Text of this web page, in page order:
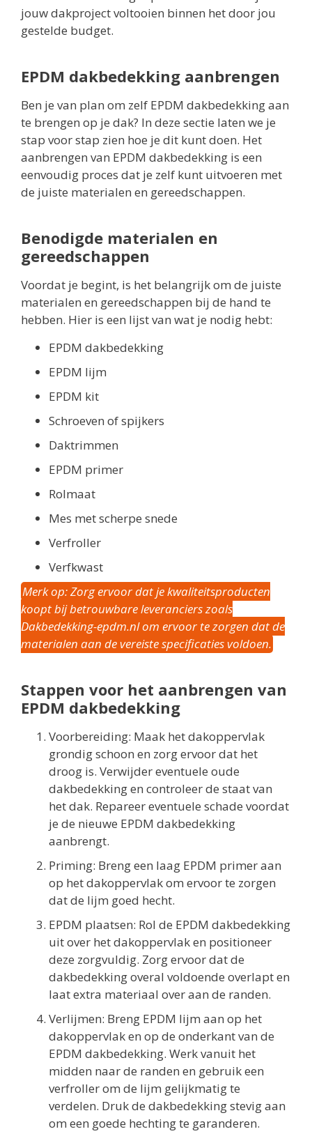
jouw dakproject voltooien binnen het door jou
gestelde budget.
EPDM dakbedekking aanbrengen
Ben je van plan om zelf EPDM dakbedekking aan
te brengen op je dak? In deze sectie laten we je
stap voor stap zien hoe je dit kunt doen. Het
aanbrengen van EPDM dakbedekking is een
eenvoudig proces dat je zelf kunt uitvoeren met
de juiste materialen en gereedschappen.
Benodigde materialen en
gereedschappen
Voordat je begint, is het belangrijk om de juiste
materialen en gereedschappen bij de hand te
hebben. Hier is een lijst van wat je nodig hebt:
EPDM dakbedekking
EPDM lijm
EPDM kit
Schroeven of spijkers
Daktrimmen
EPDM primer
Rolmaat
Mes met scherpe snede
Verfroller
Verfkwast
Merk op: Zorg ervoor dat je kwaliteitsproducten
koopt bij betrouwbare leveranciers zoals
Dakbedekking-epdm.nl om ervoor te zorgen dat de
materialen aan de vereiste specificaties voldoen.
Stappen voor het aanbrengen van
EPDM dakbedekking
Voorbereiding: Maak het dakoppervlak
grondig schoon en zorg ervoor dat het
droog is. Verwijder eventuele oude
dakbedekking en controleer de staat van
het dak. Repareer eventuele schade voordat
je de nieuwe EPDM dakbedekking
aanbrengt.
Priming: Breng een laag EPDM primer aan
op het dakoppervlak om ervoor te zorgen
dat de lijm goed hecht.
EPDM plaatsen: Rol de EPDM dakbedekking
uit over het dakoppervlak en positioneer
deze zorgvuldig. Zorg ervoor dat de
dakbedekking overal voldoende overlapt en
laat extra materiaal over aan de randen.
Verlijmen: Breng EPDM lijm aan op het
dakoppervlak en op de onderkant van de
EPDM dakbedekking. Werk vanuit het
midden naar de randen en gebruik een
verfroller om de lijm gelijkmatig te
verdelen. Druk de dakbedekking stevig aan
om een goede hechting te garanderen.